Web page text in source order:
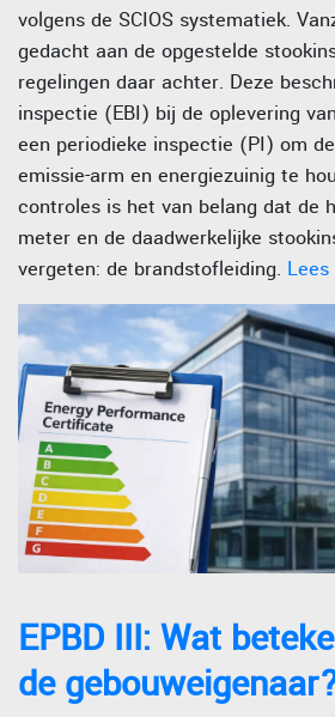
volgens de SCIOS systematiek.
gedacht aan de opgestelde
regelingen daar achter. Deze
inspectie (EBI) bij de oplevering
een periodieke inspectie (PI) om
emissie-arm en energiezuinig te
controles is het van belang dat de
meter en de daadwerkelijke
vergeten: de brandstofleiding. Lees
EPBD III: Wat
de